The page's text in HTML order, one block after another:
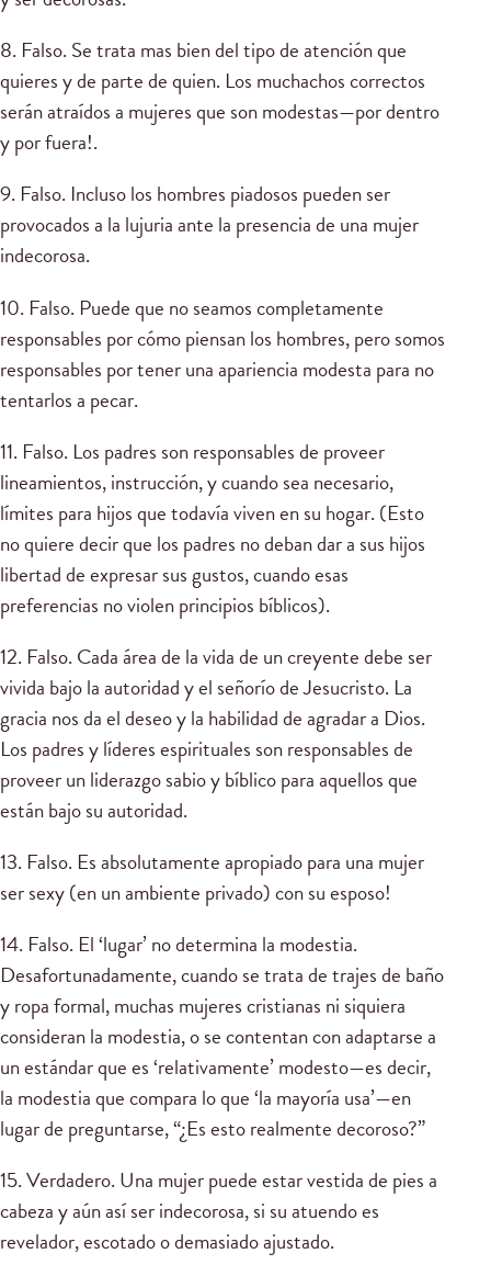
8. Falso. Se trata mas bien del tipo de atención que
quieres y de parte de quien. Los muchachos correctos
serán atraídos a mujeres que son modestas—por dentro
y por fuera!.
9. Falso. Incluso los hombres piadosos pueden ser
provocados a la lujuria ante la presencia de una mujer
indecorosa.
10. Falso. Puede que no seamos completamente
responsables por cómo piensan los hombres, pero somos
responsables por tener una apariencia modesta para no
tentarlos a pecar.
11. Falso. Los padres son responsables de proveer
lineamientos, instrucción, y cuando sea necesario,
límites para hijos que todavía viven en su hogar. (Esto
no quiere decir que los padres no deban dar a sus hijos
libertad de expresar sus gustos, cuando esas
preferencias no violen principios bíblicos).
12. Falso. Cada área de la vida de un creyente debe ser
vivida bajo la autoridad y el señorío de Jesucristo. La
gracia nos da el deseo y la habilidad de agradar a Dios.
Los padres y líderes espirituales son responsables de
proveer un liderazgo sabio y bíblico para aquellos que
están bajo su autoridad.
13. Falso. Es absolutamente apropiado para una mujer
ser sexy (en un ambiente privado) con su esposo!
14. Falso. El ‘lugar’ no determina la modestia.
Desafortunadamente, cuando se trata de trajes de baño
y ropa formal, muchas mujeres cristianas ni siquiera
consideran la modestia, o se contentan con adaptarse a
un estándar que es ‘relativamente’ modesto—es decir,
la modestia que compara lo que ‘la mayoría usa’—en
lugar de preguntarse, “¿Es esto realmente decoroso?”
15. Verdadero. Una mujer puede estar vestida de pies a
cabeza y aún así ser indecorosa, si su atuendo es
revelador, escotado o demasiado ajustado.